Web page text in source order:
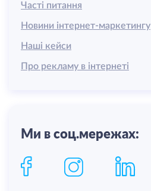
Часті питання
Новини інтернет-маркетингу
Наші кейси
Про рекламу в інтернеті
Ми в соц.мережах: